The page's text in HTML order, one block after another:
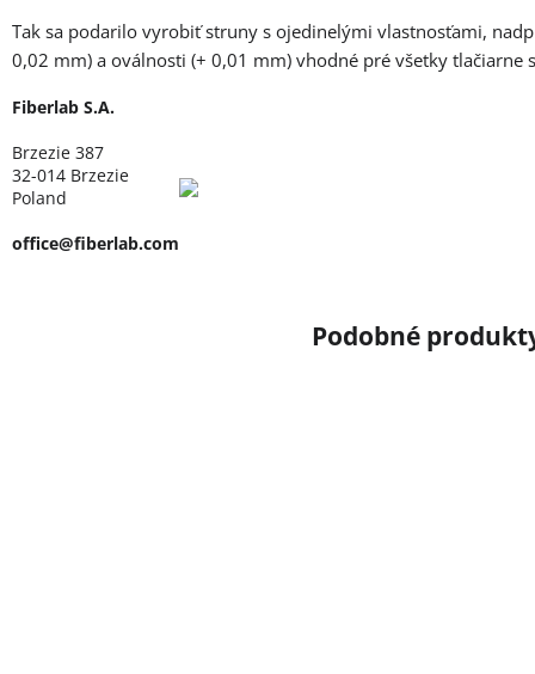
Tak sa podarilo vyrobiť struny s ojedinelými vlastnosťami,
0,02 mm) a oválnosti (+ 0,01 mm) vhodné pré všetky tlačiarne
Fiberlab S.A.
Brzezie 387
32-014 Brzezie
Poland
office@fiberlab.com